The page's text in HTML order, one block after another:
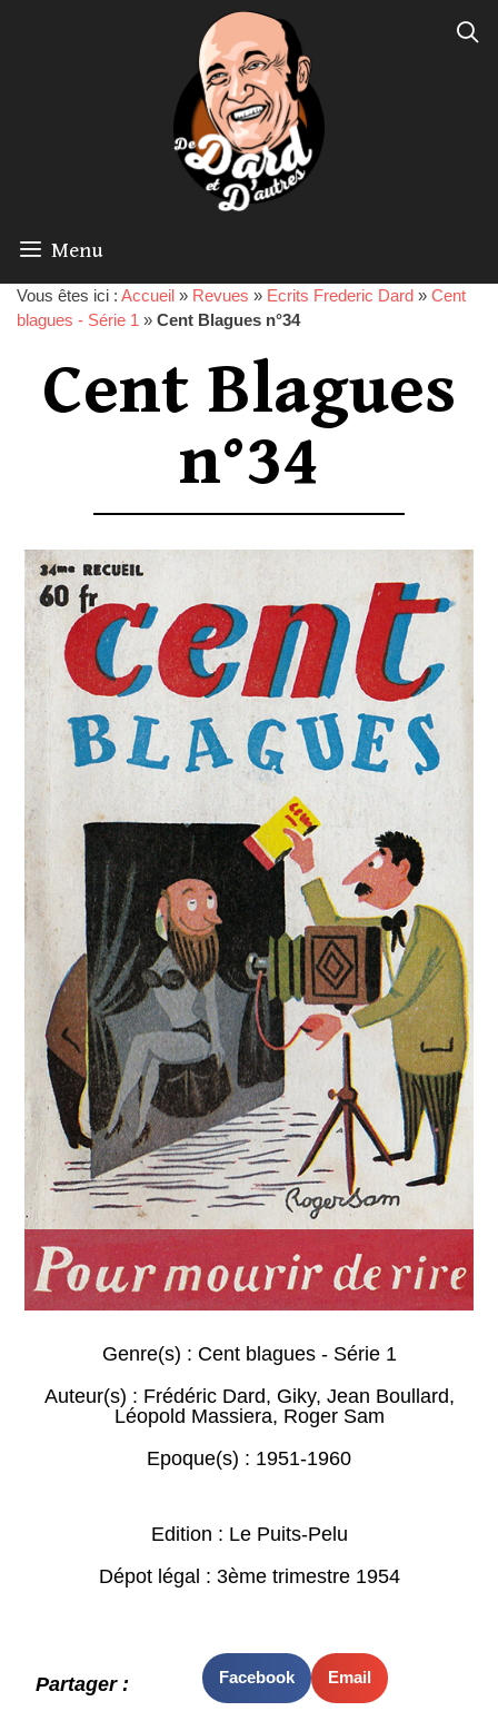
Menu
Vous êtes ici : Accueil » Revues » Ecrits Frederic Dard » Cent
blagues - Série 1 » Cent Blagues n°34
Cent Blagues
n°34
Genre(s) : Cent blagues - Série 1
Auteur(s) : Frédéric Dard, Giky, Jean Boullard,
Léopold Massiera, Roger Sam
Epoque(s) : 1951-1960
Edition : Le Puits-Pelu
Dépot légal : 3ème trimestre 1954
Partager : Facebook Email